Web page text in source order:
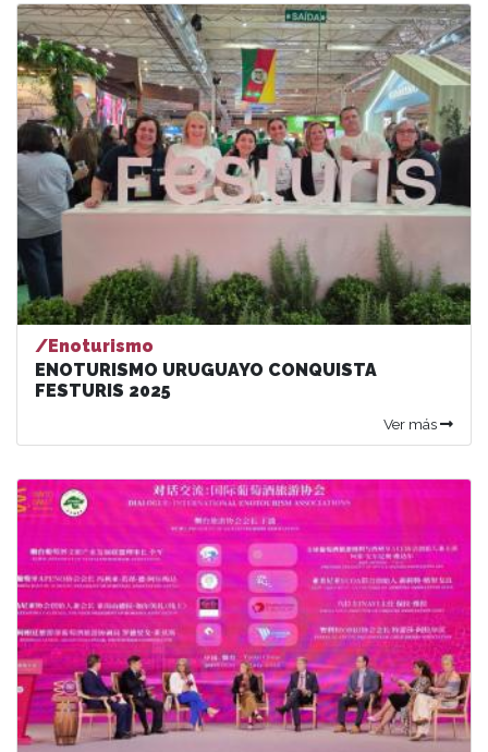
/Enoturismo
ENOTURISMO URUGUAYO CONQUISTA
FESTURIS 2025
Ver más